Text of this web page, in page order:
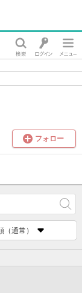
フォロー
（通常）